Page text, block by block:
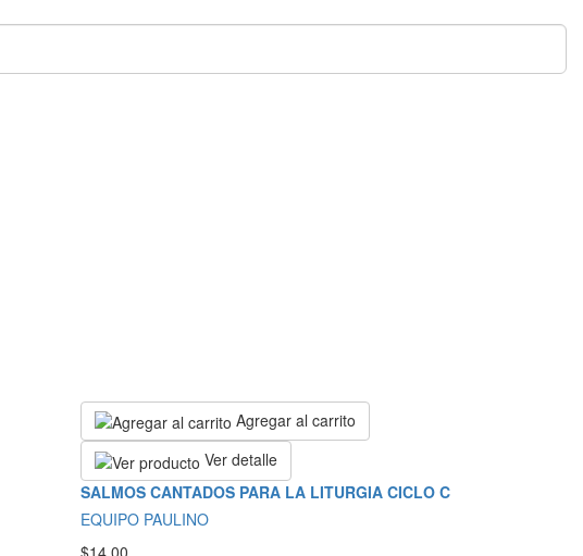
Agregar al carrito
Ver detalle
SALMOS CANTADOS PARA LA LITURGIA CICLO C
EQUIPO PAULINO
$14.00